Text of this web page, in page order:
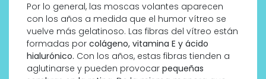
Por lo general, las moscas volantes aparecen
con los años a medida que el humor vítreo se
vuelve más gelatinoso. Las fibras del vítreo están
formadas por colágeno, vitamina E y ácido
hialurónico. Con los años, estas fibras tienden a
aglutinarse y pueden provocar pequeñas